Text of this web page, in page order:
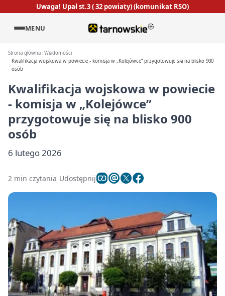
Uwaga! Upał st.3 ( 32 powiaty) (komunikat RSO)
MENU
Strona główna Wiadomości
Kwalifikacja wojskowa w powiecie - komisja w „Kolejówce” przygotowuje się na blisko 900
osób
Kwalifikacja wojskowa w powiecie
- komisja w „Kolejówce”
przygotowuje się na blisko 900
osób
6 lutego 2026
2 min czytania Udostępnij